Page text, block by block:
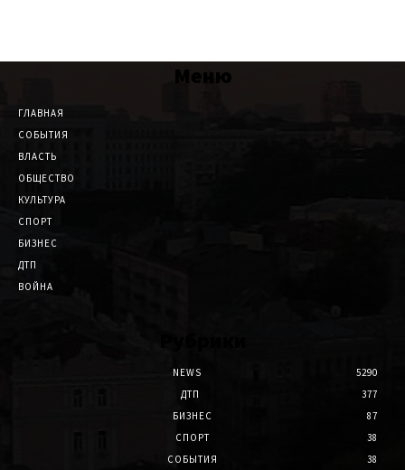
Меню
ГЛАВНАЯ
СОБЫТИЯ
ВЛАСТЬ
ОБЩЕСТВО
КУЛЬТУРА
СПОРТ
БИЗНЕС
ДТП
ВОЙНА
NEWS
5290
ДТП
377
БИЗНЕС
87
СПОРТ
38
СОБЫТИЯ
38